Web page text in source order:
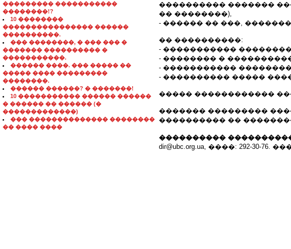
��������� �����������
��������!?
10 ��������
���������������� ������
����������.
��� ��������, � ��� ��� �
������� ���������� �
�����������.
������ ����. ��� ����� ��
����� ���� ���������
��������.
������ ������? � �������!
10 ����������� ������ ������
� ������ �� ������ (�
�������������)
��� �������������� ��������
�� ���� ����
���������� �������
�� ��������),
- ������ �� ���,
�� ����������:
- �����������
- �������� �
- �����������
- ���������� �����
����� ������������
������� ��������� ������
���������� �� ��������:
����������
dir@ubc.org.ua, ����: 292-30-